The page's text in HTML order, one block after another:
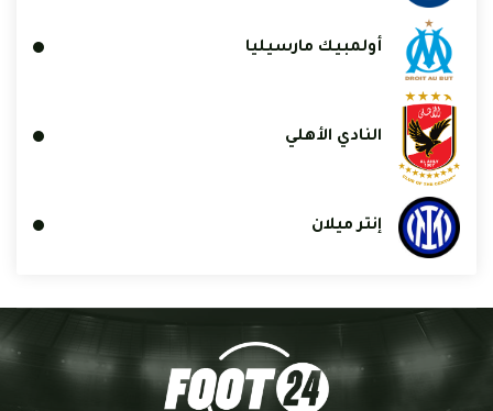
أولمبيك مارسيليا
النادي الأهلي
إنتر ميلان